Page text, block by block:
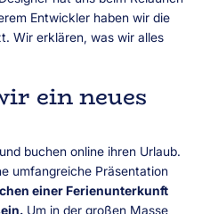
Entwickler haben wir die
Wir erklären, was wir alles
ein neues
buchen online ihren Urlaub.
umfangreiche Präsentation
einer Ferienunterkunft
Um in der großen Masse